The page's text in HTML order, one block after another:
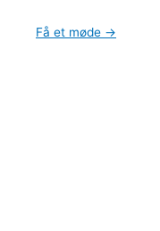
Få et møde →